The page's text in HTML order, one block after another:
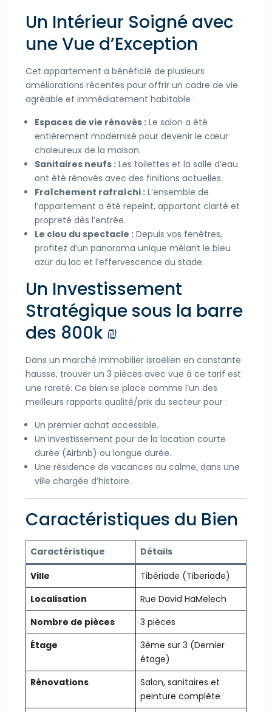
Un Intérieur Soigné avec
une Vue d’Exception
Cet appartement a bénéficié de plusieurs
améliorations récentes pour offrir un cadre de vie
agréable et immédiatement habitable :
Espaces de vie rénovés : Le salon a été
entièrement modernisé pour devenir le cœur
chaleureux de la maison.
Sanitaires neufs : Les toilettes et la salle d’eau
ont été rénovés avec des finitions actuelles.
Fraîchement rafraîchi : L’ensemble de
l’appartement a été repeint, apportant clarté et
propreté dès l’entrée.
Le clou du spectacle : Depuis vos fenêtres,
profitez d’un panorama unique mêlant le bleu
azur du lac et l’effervescence du stade.
Un Investissement
Stratégique sous la barre
des 800k ₪
Dans un marché immobilier israélien en constante
hausse, trouver un 3 pièces avec vue à ce tarif est
une rareté. Ce bien se place comme l’un des
meilleurs rapports qualité/prix du secteur pour :
Un premier achat accessible.
Un investissement pour de la location courte
durée (Airbnb) ou longue durée.
Une résidence de vacances au calme, dans une
ville chargée d’histoire.
Caractéristiques du Bien
Caractéristique
Détails
Ville
Tibériade (Tiberiade)
Localisation
Rue David HaMelech
Nombre de pièces
3 pièces
Étage
3ème sur 3 (Dernier
étage)
Rénovations
Salon, sanitaires et
peinture complète